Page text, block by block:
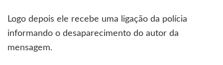
Logo depois ele recebe uma ligação da polícia
informando o desaparecimento do autor da
mensagem.